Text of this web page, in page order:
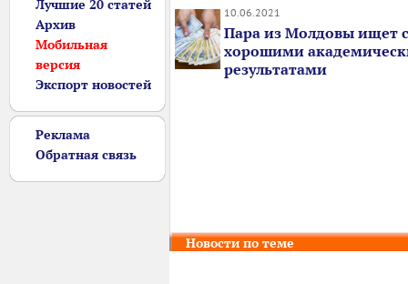
Лучшие 20 статей
Архив
Мобильная
версия
Экспорт новостей
Реклама
Обратная связь
10.06.2021
Пара из Молдовы ищет
хорошими
результатами
Новости по теме